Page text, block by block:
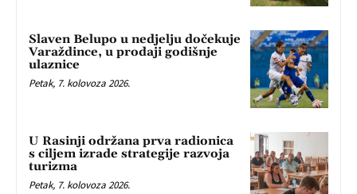
Slaven Belupo u nedjelju dočekuje
Varaždince, u prodaji godišnje
ulaznice
Petak, 7. kolovoza 2026.
U Rasinji održana prva radionica
s ciljem izrade strategije razvoja
turizma
Petak, 7. kolovoza 2026.